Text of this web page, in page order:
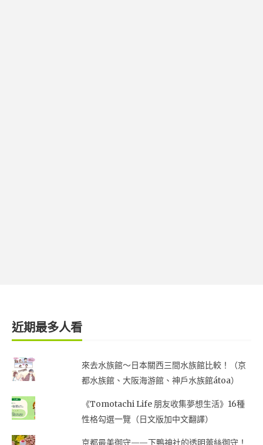
近期最多人看
來去水族館～日本關西三間水族館比較！（京
都水族館、大阪海游館、神戶水族館átoa）
《Tomotachi Life 朋友收集夢想生活》16種
性格勾選一覽（日文版加中文翻譯）
京都最美御守——下鴨神社的透明蕾絲御守！